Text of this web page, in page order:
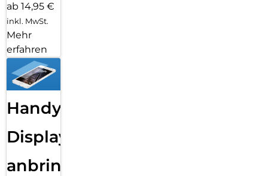
ab 14,95 €
inkl. MwSt.
Mehr
erfahren
Handy
Displayfolie
anbringen